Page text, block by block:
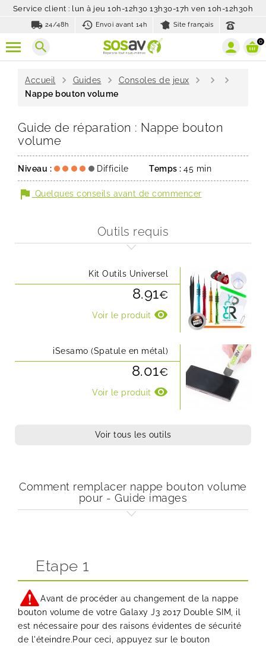
Service client : lun à jeu 10h-12h30 13h30-17h ven 10h-12h30h
local_shipping 24/48h history_toggle_off
Envoi avant 14h Site français
search 0
Accueil chevron_right Guides chevron_right Consoles de jeux chevron_right chevron_right chevron_right
Nappe bouton volume
Guide de réparation : Nappe bouton
volume
Niveau : Difficile Temps : 45 min
flag Quelques conseils avant de commencer
Outils requis
Kit Outils Universel
8.91€
Voir le produit visibility
iSesamo (Spatule en métal)
8.01€
Voir le produit visibility
Voir tous les outils
Comment remplacer nappe bouton volume
pour - Guide images
Etape 1
Avant de procéder au changement de la nappe
bouton volume de votre Galaxy J3 2017 Double SIM, il
est nécessaire pour des raisons évidentes de sécurité
de l'éteindre.Pour ceci, appuyez sur le bouton